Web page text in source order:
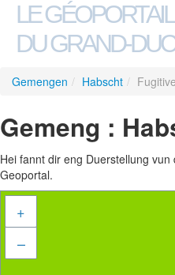
LE
DU GRAND-
Gemengen / Habscht / Fugitive
Gemeng :
Hei fannt dir eng Duerstellung
Geoportal.
+
–